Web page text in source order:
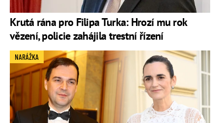
Krutá rána pro Filipa Turka: Hrozí mu rok
vězení, policie zahájila trestní řízení
NARÁŽKA